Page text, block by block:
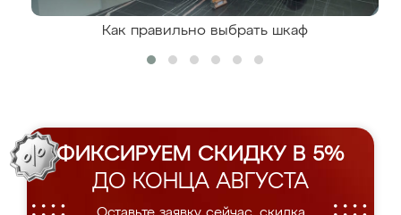
Как правильно выбрать шкаф
ФИКСИРУЕМ СКИДКУ В 5%
ДО КОНЦА АВГУСТА